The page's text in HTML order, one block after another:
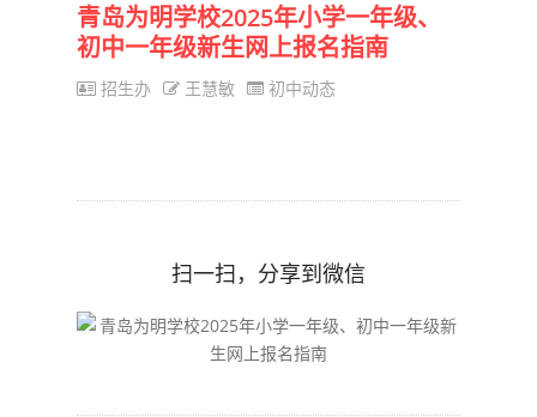
青岛为明学校2025年小学一年级、
初中一年级新生网上报名指南
招生办 王慧敏 初中动态
扫一扫，分享到微信